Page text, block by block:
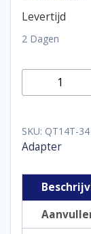
Levertijd
2 Dagen
T-
adapter
sensor
-
mm
Zilver
aantal
SKU: QT14T-34
Adapter